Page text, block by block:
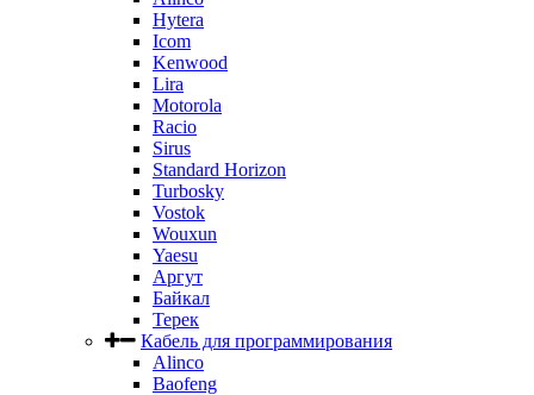
Hytera
Icom
Kenwood
Lira
Motorola
Racio
Sirus
Standard Horizon
Turbosky
Vostok
Wouxun
Yaesu
Аргут
Байкал
Терек
Кабель для программирования
Alinco
Baofeng